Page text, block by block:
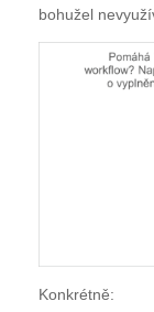
bohužel
Konkrétně: